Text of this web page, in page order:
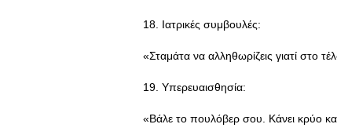
18. Ιατρικές συμβουλές:
«Σταμάτα να αλληθωρίζεις γιατί στο
19. Υπερευαισθησία:
«Βάλε το πουλόβερ σου. Κάνει κρύο